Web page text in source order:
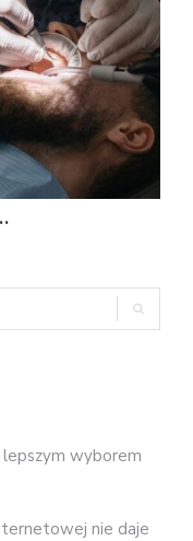
wyborem
nie daje